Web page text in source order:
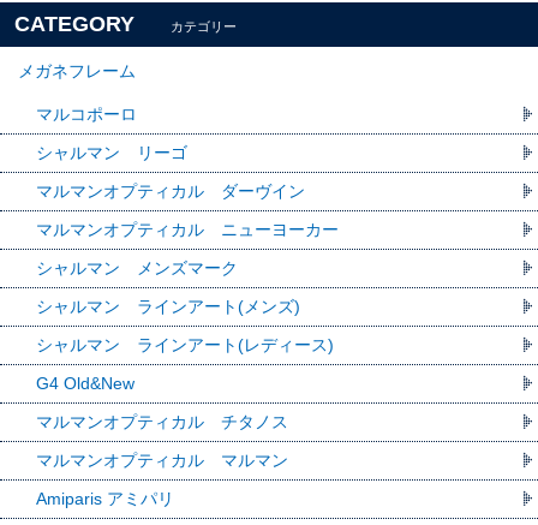
CATEGORY カテゴリー
メガネフレーム
マルコポーロ
シャルマン リーゴ
マルマンオプティカル ダーヴイン
マルマンオプティカル ニューヨーカー
シャルマン メンズマーク
シャルマン ラインアート(メンズ)
シャルマン ラインアート(レディース)
G4 Old&New
マルマンオプティカル チタノス
マルマンオプティカル マルマン
Amiparis アミパリ